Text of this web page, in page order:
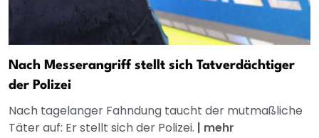
Nach Messerangriff stellt sich Tatverdächtiger
der Polizei
Nach tagelanger Fahndung taucht der mutmaßliche
Täter auf: Er stellt sich der Polizei. | mehr